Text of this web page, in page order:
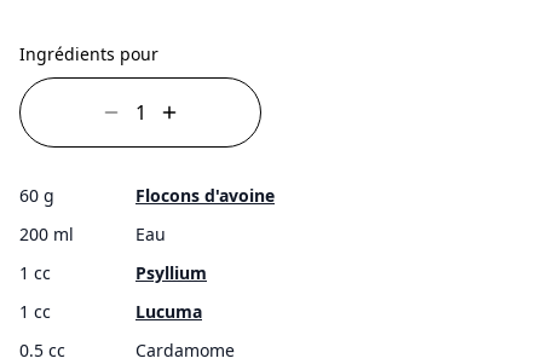
Ingrédients pour
60 g
Flocons d'avoine
200 ml
Eau
1 cc
Psyllium
1 cc
Lucuma
0.5 cc
Cardamome